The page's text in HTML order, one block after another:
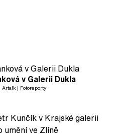
v Galerii Dukla
Artalk Fotoreporty